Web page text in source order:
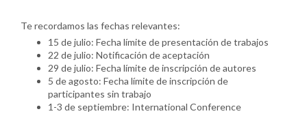
Te recordamos las fechas relevantes:
15 de julio: Fecha límite de presentación de trabajos
22 de julio: Notificación de aceptación
29 de julio: Fecha límite de inscripción de autores
5 de agosto: Fecha límite de inscripción de
participantes sin trabajo
1-3 de septiembre: International Conference